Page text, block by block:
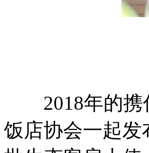
2018年的携
饭店协会一起